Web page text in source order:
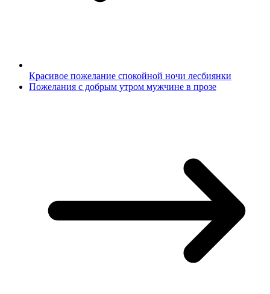
Красивое пожелание спокойной ночи лесбиянки
Пожелания с добрым утром мужчине в прозе